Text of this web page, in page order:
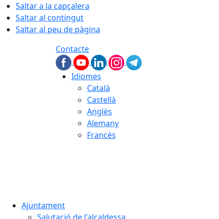
Saltar a la capçalera
Saltar al contingut
Saltar al peu de pàgina
Contacte
Idiomes
Català
Castellà
Anglès
Alemany
Francès
Ajuntament